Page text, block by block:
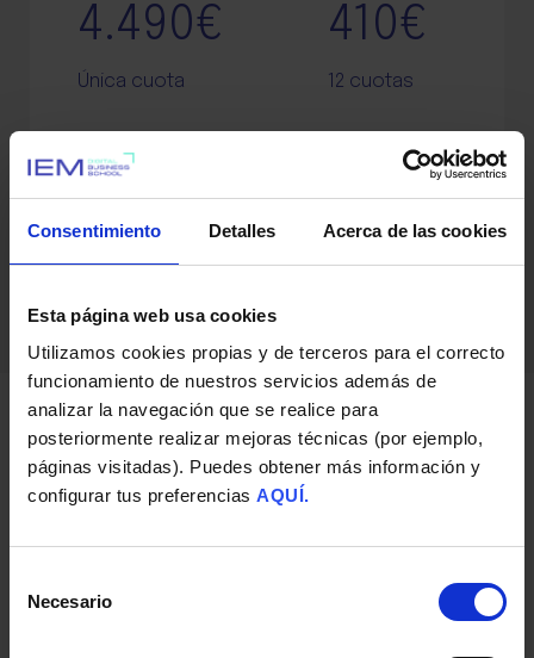
Consentimiento Detalles Acerca de las cookies
Esta página web usa cookies
Utilizamos cookies propias y de terceros para el correcto
funcionamiento de nuestros servicios además de
analizar la navegación que se realice para
posteriormente realizar mejoras técnicas (por ejemplo,
páginas visitadas). Puedes obtener más información y
configurar tus preferencias AQUÍ.
Necesario
4.490€
Única cuota
410€
12 cuotas
FORMAS DE PAGO Y FINANCIACIÓN
Teayudamos
Porque no queremos que el dinero sea una